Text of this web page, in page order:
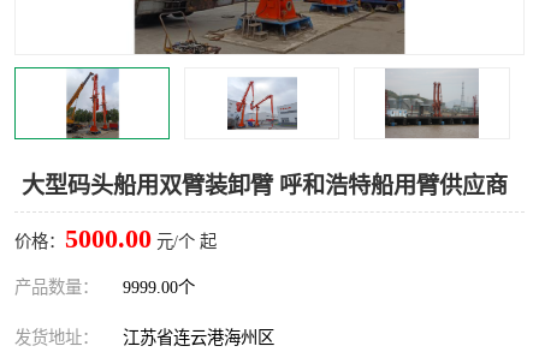
大型码头船用双臂装卸臂 呼和浩特船用臂供应商
价格： 5000.00 元/个 起
产品数量： 9999.00个
发货地址： 江苏省连云港海州区
低温鹤管
浮动出油装置 鹤管